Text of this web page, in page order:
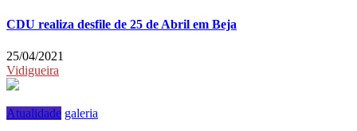
CDU realiza desfile de 25 de Abril em Beja
25/04/2021
Vidigueira
Atualidade galeria